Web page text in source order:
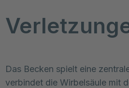
Das Becken spielt eine
verbindet die Wirbelsäule mit